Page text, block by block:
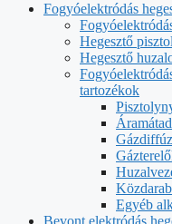
Fogyóelektródás
Hegesztő
Hegesztő
tartozékok
Egyéb
Bevont elektródás